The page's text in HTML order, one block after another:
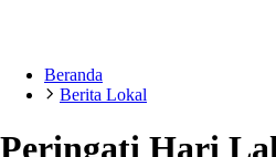
Beranda
Berita Lokal
Peringati Hari